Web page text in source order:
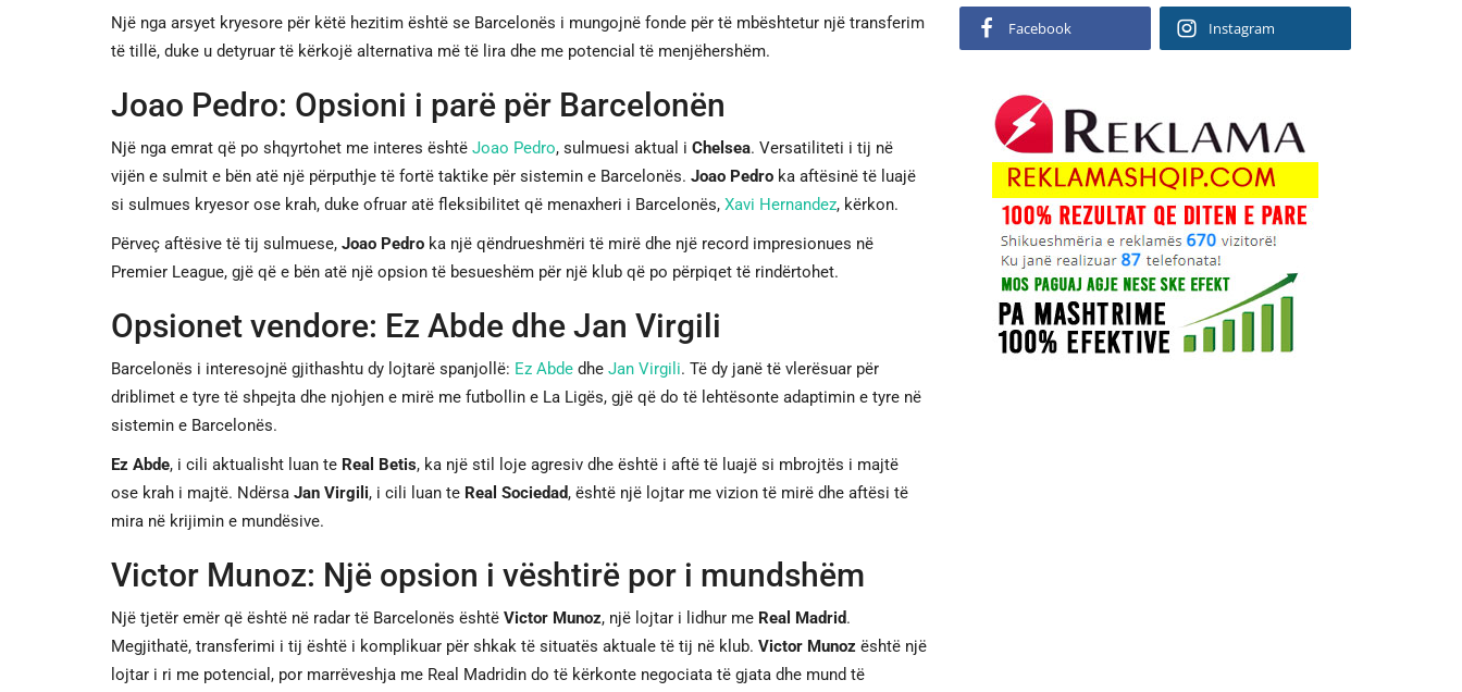
Një nga arsyet kryesore për këtë hezitim është se Barcelonës i mungojnë fonde për të mbështetur një transferim
të tillë, duke u detyruar të kërkojë alternativa më të lira dhe me potencial të menjëhershëm.
Joao Pedro: Opsioni i parë për Barcelonën
Një nga emrat që po shqyrtohet me interes është Joao Pedro, sulmuesi aktual i Chelsea. Versatiliteti i tij në
vijën e sulmit e bën atë një përputhje të fortë taktike për sistemin e Barcelonës. Joao Pedro ka aftësinë të luajë
si sulmues kryesor ose krah, duke ofruar atë fleksibilitet që menaxheri i Barcelonës, Xavi Hernandez, kërkon.
Përveç aftësive të tij sulmuese, Joao Pedro ka një qëndrueshmëri të mirë dhe një record impresionues në
Premier League, gjë që e bën atë një opsion të besueshëm për një klub që po përpiqet të rindërtohet.
Opsionet vendore: Ez Abde dhe Jan Virgili
Barcelonës i interesojnë gjithashtu dy lojtarë spanjollë: Ez Abde dhe Jan Virgili. Të dy janë të vlerësuar për
driblimet e tyre të shpejta dhe njohjen e mirë me futbollin e La Ligës, gjë që do të lehtësonte adaptimin e tyre në
sistemin e Barcelonës.
Ez Abde, i cili aktualisht luan te Real Betis, ka një stil loje agresiv dhe është i aftë të luajë si mbrojtës i majtë
ose krah i majtë. Ndërsa Jan Virgili, i cili luan te Real Sociedad, është një lojtar me vizion të mirë dhe aftësi të
mira në krijimin e mundësive.
Victor Munoz: Një opsion i vështirë por i mundshëm
Një tjetër emër që është në radar të Barcelonës është Victor Munoz, një lojtar i lidhur me Real Madrid.
Megjithatë, transferimi i tij është i komplikuar për shkak të situatës aktuale të tij në klub. Victor Munoz është një
lojtar i ri me potencial, por marrëveshja me Real Madridin do të kërkonte negociata të gjata dhe mund të
Facebook Instagram